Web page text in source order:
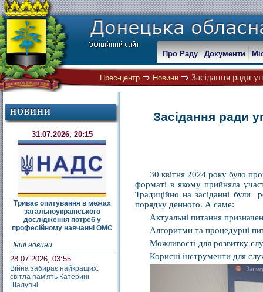
Прес-центр Новини Засідання ради
Про Раду Документи
НОВИНИ
31.07.2026, 20:15
Триває опитування в межах
загальноукраїнського
дослідження потреб у
професійному навчанні ОМС
Інші новини
28.07.2026, 03:55
Війна забирає найкращих:
світла пам'ять Катерині
Шалупні
Засідання ради
30 квітня 2024 року було
форматі в якому прийняла
Традиційно на засіданні були
порядку денного. А саме:
Актуальні питання
Алгоритми та процедурні
Можливості для розвитку
Корисні інструменти для